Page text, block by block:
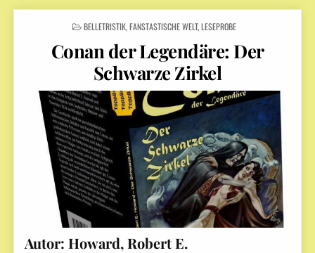
POSTED IN
BELLETRISTIK,FANSTASTISCHE WELT,LESEPROBE
Conan der Legendäre: Der
Schwarze Zirkel
Autor: Howard, Robert E.